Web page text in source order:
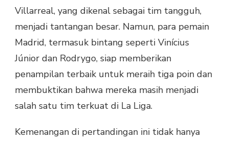
Villarreal, yang dikenal sebagai tim tangguh,
menjadi tantangan besar. Namun, para pemain
Madrid, termasuk bintang seperti Vinícius
Júnior dan Rodrygo, siap memberikan
penampilan terbaik untuk meraih tiga poin dan
membuktikan bahwa mereka masih menjadi
salah satu tim terkuat di La Liga.
Kemenangan di pertandingan ini tidak hanya